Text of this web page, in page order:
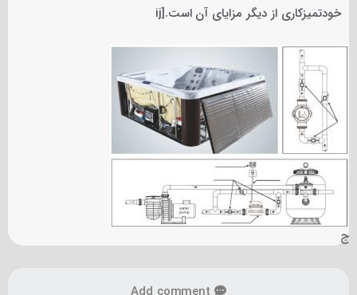
خودتمیزکاری از دیگر مزایای آن است.[ij
ج